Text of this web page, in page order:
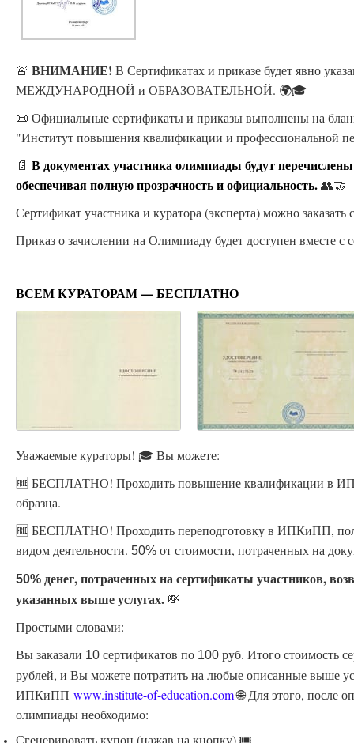
🚨 ВНИМАНИЕ! В Сертификатах и приказе будет явно
МЕЖДУНАРОДНОЙ и ОБРАЗОВАТЕЛЬНОЙ. 🌍🎓
📜 Официальные сертификаты и приказы выполнены на
"Институт повышения квалификации и профессиональной
📄 В документах участника олимпиады будут
обеспечивая полную прозрачность и официальность.👥🤝
Сертификат участника и куратора (эксперта) можно заказать
Приказ о зачислении на Олимпиаду будет доступен вместе с
ВСЕМ КУРАТОРАМ — БЕСПЛАТНО
Уважаемые кураторы! 🎓 Вы можете:
🆓 БЕСПЛАТНО! Проходить повышение квалификации в
образца.
🆓 БЕСПЛАТНО! Проходить переподготовку в ИПКиПП,
видом деятельности. 50% от стоимости, потраченных на
50% денег, потраченных на сертификаты участников,
указанных выше услугах. 💸
Простыми словами:
Вы заказали 10 сертификатов по 100 руб. Итого стоимость
рублей, и Вы можете потратить на любые описанные выше
ИПКиПП www.institute-of-education.com🌐 Для этого, после
олимпиады необходимо:
Сгенерировать купон (нажав на кнопку) 🎟️